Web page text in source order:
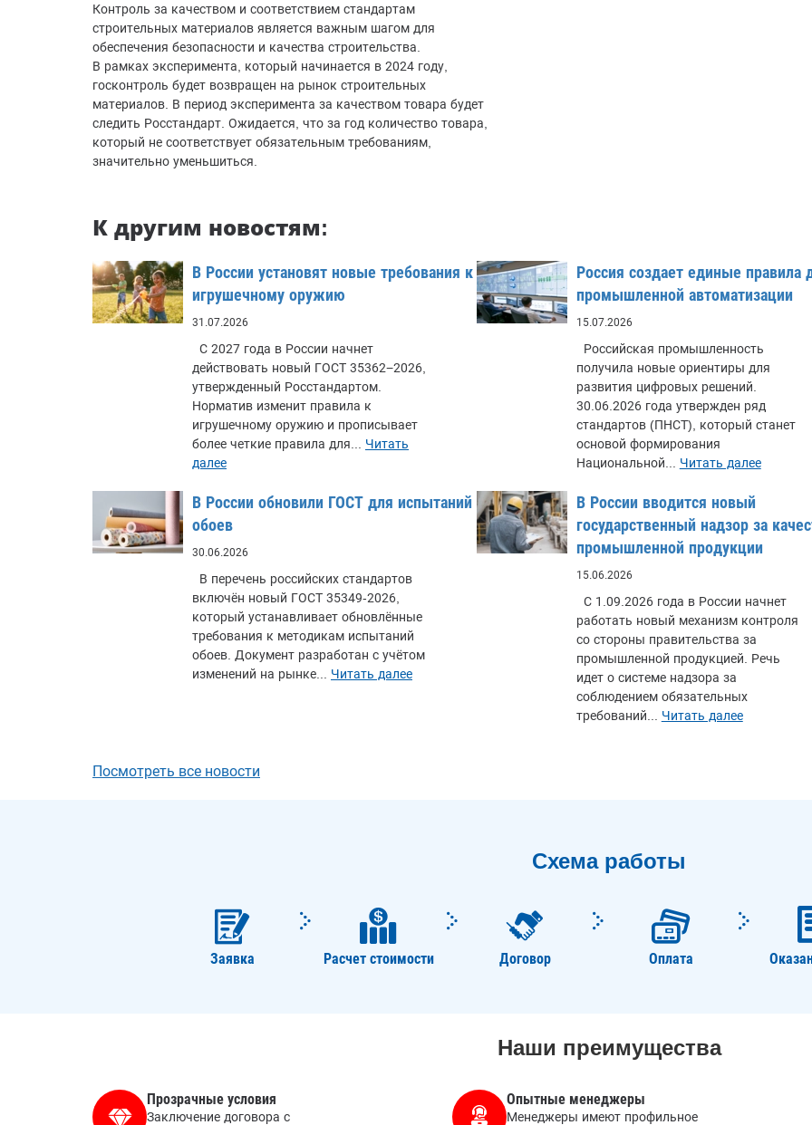
Контроль за качеством и соответствием стандартам
строительных материалов является важным шагом для
обеспечения безопасности и качества строительства.
В рамках эксперимента, который начинается в 2024 году,
госконтроль будет возвращен на рынок строительных
материалов. В период эксперимента за качеством товара будет
следить Росстандарт. Ожидается, что за год количество товара,
который не соответствует обязательным требованиям,
значительно уменьшиться.
К другим новостям:
В России установят новые требования к
игрушечному оружию
31.07.2026
С 2027 года в России начнет
действовать новый ГОСТ 35362−2026,
утвержденный Росстандартом.
Норматив изменит правила к
игрушечному оружию и прописывает
более четкие правила для... Читать
далее
Россия создает единые правила
промышленной автоматизации
15.07.2026
Российская промышленность
получила новые ориентиры для
развития цифровых решений.
30.06.2026 года утвержден ряд
стандартов (ПНСТ), который станет
основой формирования
Национальной... Читать далее
В России обновили ГОСТ для испытаний
обоев
30.06.2026
В перечень российских стандартов
включён новый ГОСТ 35349-2026,
который устанавливает обновлённые
требования к методикам испытаний
обоев. Документ разработан с учётом
изменений на рынке... Читать далее
В России вводится новый
государственный надзор за
промышленной продукции
15.06.2026
С 1.09.2026 года в России начнет
работать новый механизм контроля
со стороны правительства за
промышленной продукцией. Речь
идет о системе надзора за
соблюдением обязательных
требований... Читать далее
Посмотреть все новости
Схема работы
Заявка Расчет стоимости Договор Оплата
Наши преимущества
Прозрачные условия
Заключение договора с
Опытные менеджеры
Менеджеры имеют профильное